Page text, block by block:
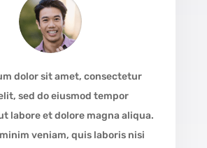
dolor sit amet, consectetur
sed do eiusmod tempor
labore et dolore magna aliqua.
veniam, quis laboris nisi